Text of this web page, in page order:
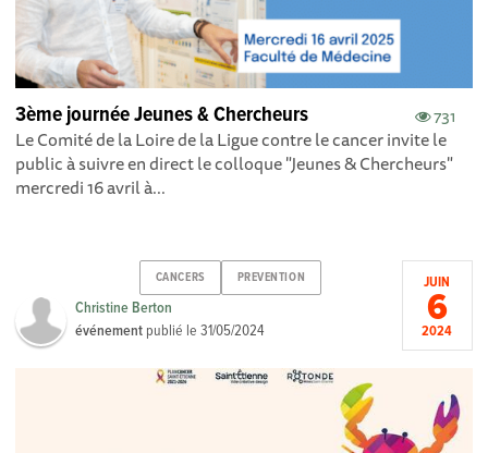
731
3ème journée Jeunes & Chercheurs
Le Comité de la Loire de la Ligue contre le cancer invite le
public à suivre en direct le colloque "Jeunes & Chercheurs"
mercredi 16 avril à...
CANCERS PREVENTION
Christine Berton
événement publié le31/05/2024
JUIN
6
2024